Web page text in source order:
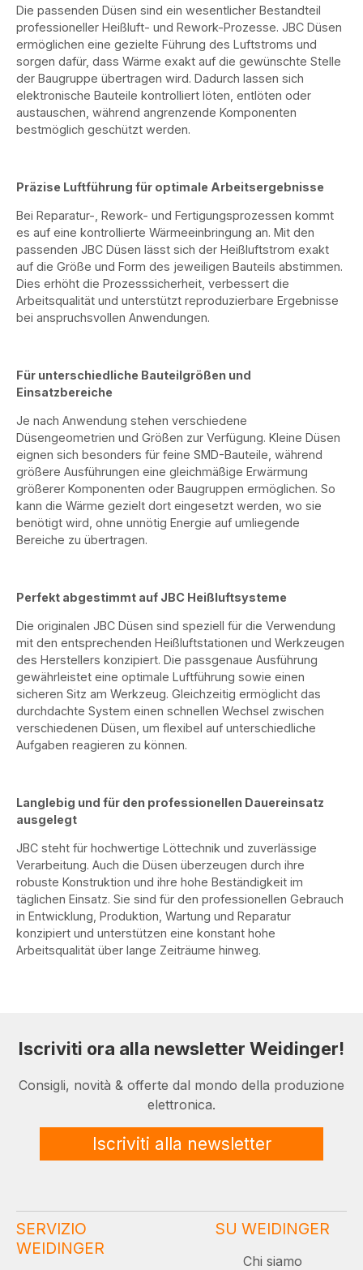
Die passenden Düsen sind ein wesentlicher Bestandteil
professioneller Heißluft- und Rework-Prozesse. JBC Düsen
ermöglichen eine gezielte Führung des Luftstroms und
sorgen dafür, dass Wärme exakt auf die gewünschte Stelle
der Baugruppe übertragen wird. Dadurch lassen sich
elektronische Bauteile kontrolliert löten, entlöten oder
austauschen, während angrenzende Komponenten
bestmöglich geschützt werden.
Präzise Luftführung für optimale Arbeitsergebnisse
Bei Reparatur-, Rework- und Fertigungsprozessen kommt
es auf eine kontrollierte Wärmeeinbringung an. Mit den
passenden JBC Düsen lässt sich der Heißluftstrom exakt
auf die Größe und Form des jeweiligen Bauteils abstimmen.
Dies erhöht die Prozesssicherheit, verbessert die
Arbeitsqualität und unterstützt reproduzierbare Ergebnisse
bei anspruchsvollen Anwendungen.
Für unterschiedliche Bauteilgrößen und
Einsatzbereiche
Je nach Anwendung stehen verschiedene
Düsengeometrien und Größen zur Verfügung. Kleine Düsen
eignen sich besonders für feine SMD-Bauteile, während
größere Ausführungen eine gleichmäßige Erwärmung
größerer Komponenten oder Baugruppen ermöglichen. So
kann die Wärme gezielt dort eingesetzt werden, wo sie
benötigt wird, ohne unnötig Energie auf umliegende
Bereiche zu übertragen.
Perfekt abgestimmt auf JBC Heißluftsysteme
Die originalen JBC Düsen sind speziell für die Verwendung
mit den entsprechenden Heißluftstationen und Werkzeugen
des Herstellers konzipiert. Die passgenaue Ausführung
gewährleistet eine optimale Luftführung sowie einen
sicheren Sitz am Werkzeug. Gleichzeitig ermöglicht das
durchdachte System einen schnellen Wechsel zwischen
verschiedenen Düsen, um flexibel auf unterschiedliche
Aufgaben reagieren zu können.
Langlebig und für den professionellen Dauereinsatz
ausgelegt
JBC steht für hochwertige Löttechnik und zuverlässige
Verarbeitung. Auch die Düsen überzeugen durch ihre
robuste Konstruktion und ihre hohe Beständigkeit im
täglichen Einsatz. Sie sind für den professionellen Gebrauch
in Entwicklung, Produktion, Wartung und Reparatur
konzipiert und unterstützen eine konstant hohe
Arbeitsqualität über lange Zeiträume hinweg.
Iscriviti ora alla newsletter Weidinger!
Consigli, novità & offerte dal mondo della produzione
elettronica.
Iscriviti alla newsletter
SERVIZIO
WEIDINGER
SU WEIDINGER
Chi siamo